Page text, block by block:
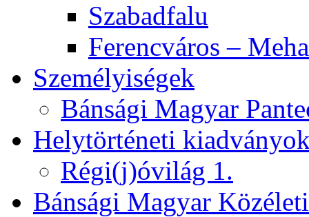
Szabadfalu
Ferencváros –
Személyiségek
Bánsági Magyar
Helytörténeti
Régi(j)óvilág 1.
Bánsági Magyar